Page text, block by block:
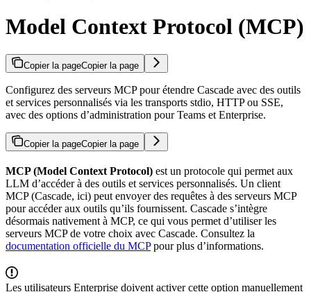
Model Context Protocol (MCP)
Copier la pageCopier la page
Configurez des serveurs MCP pour étendre Cascade avec des outils
et services personnalisés via les transports stdio, HTTP ou SSE,
avec des options d’administration pour Teams et Enterprise.
Copier la pageCopier la page
MCP (Model Context Protocol) est un protocole qui permet aux
LLM d’accéder à des outils et services personnalisés. Un client
MCP (Cascade, ici) peut envoyer des requêtes à des serveurs MCP
pour accéder aux outils qu’ils fournissent. Cascade s’intègre
désormais nativement à MCP, ce qui vous permet d’utiliser les
serveurs MCP de votre choix avec Cascade. Consultez la
documentation officielle du MCPpour plus d’informations.
Les utilisateurs Enterprise doivent activer cette option manuellement